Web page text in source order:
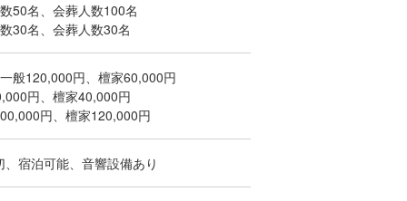
50名、会葬人数100名
30名、会葬人数30名
般120,000円、檀家60,000円
円、檀家40,000円
円、檀家120,000円
宿泊可能、音響設備あり